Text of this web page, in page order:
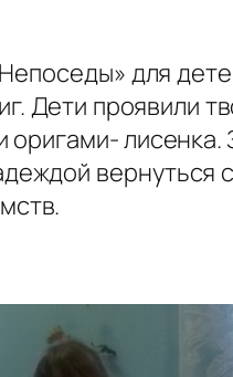
для
Дети проявили
лисенка.
вернуться